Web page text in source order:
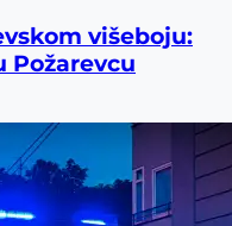
višeboju:
Požarevcu